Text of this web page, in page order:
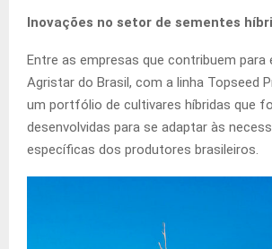
Inovações no setor de sementes
Entre as empresas que contribuem para
Agristar do Brasil, com a linha Topseed
um portfólio de cultivares híbridas que
desenvolvidas para se adaptar às
específicas dos produtores brasileiros.